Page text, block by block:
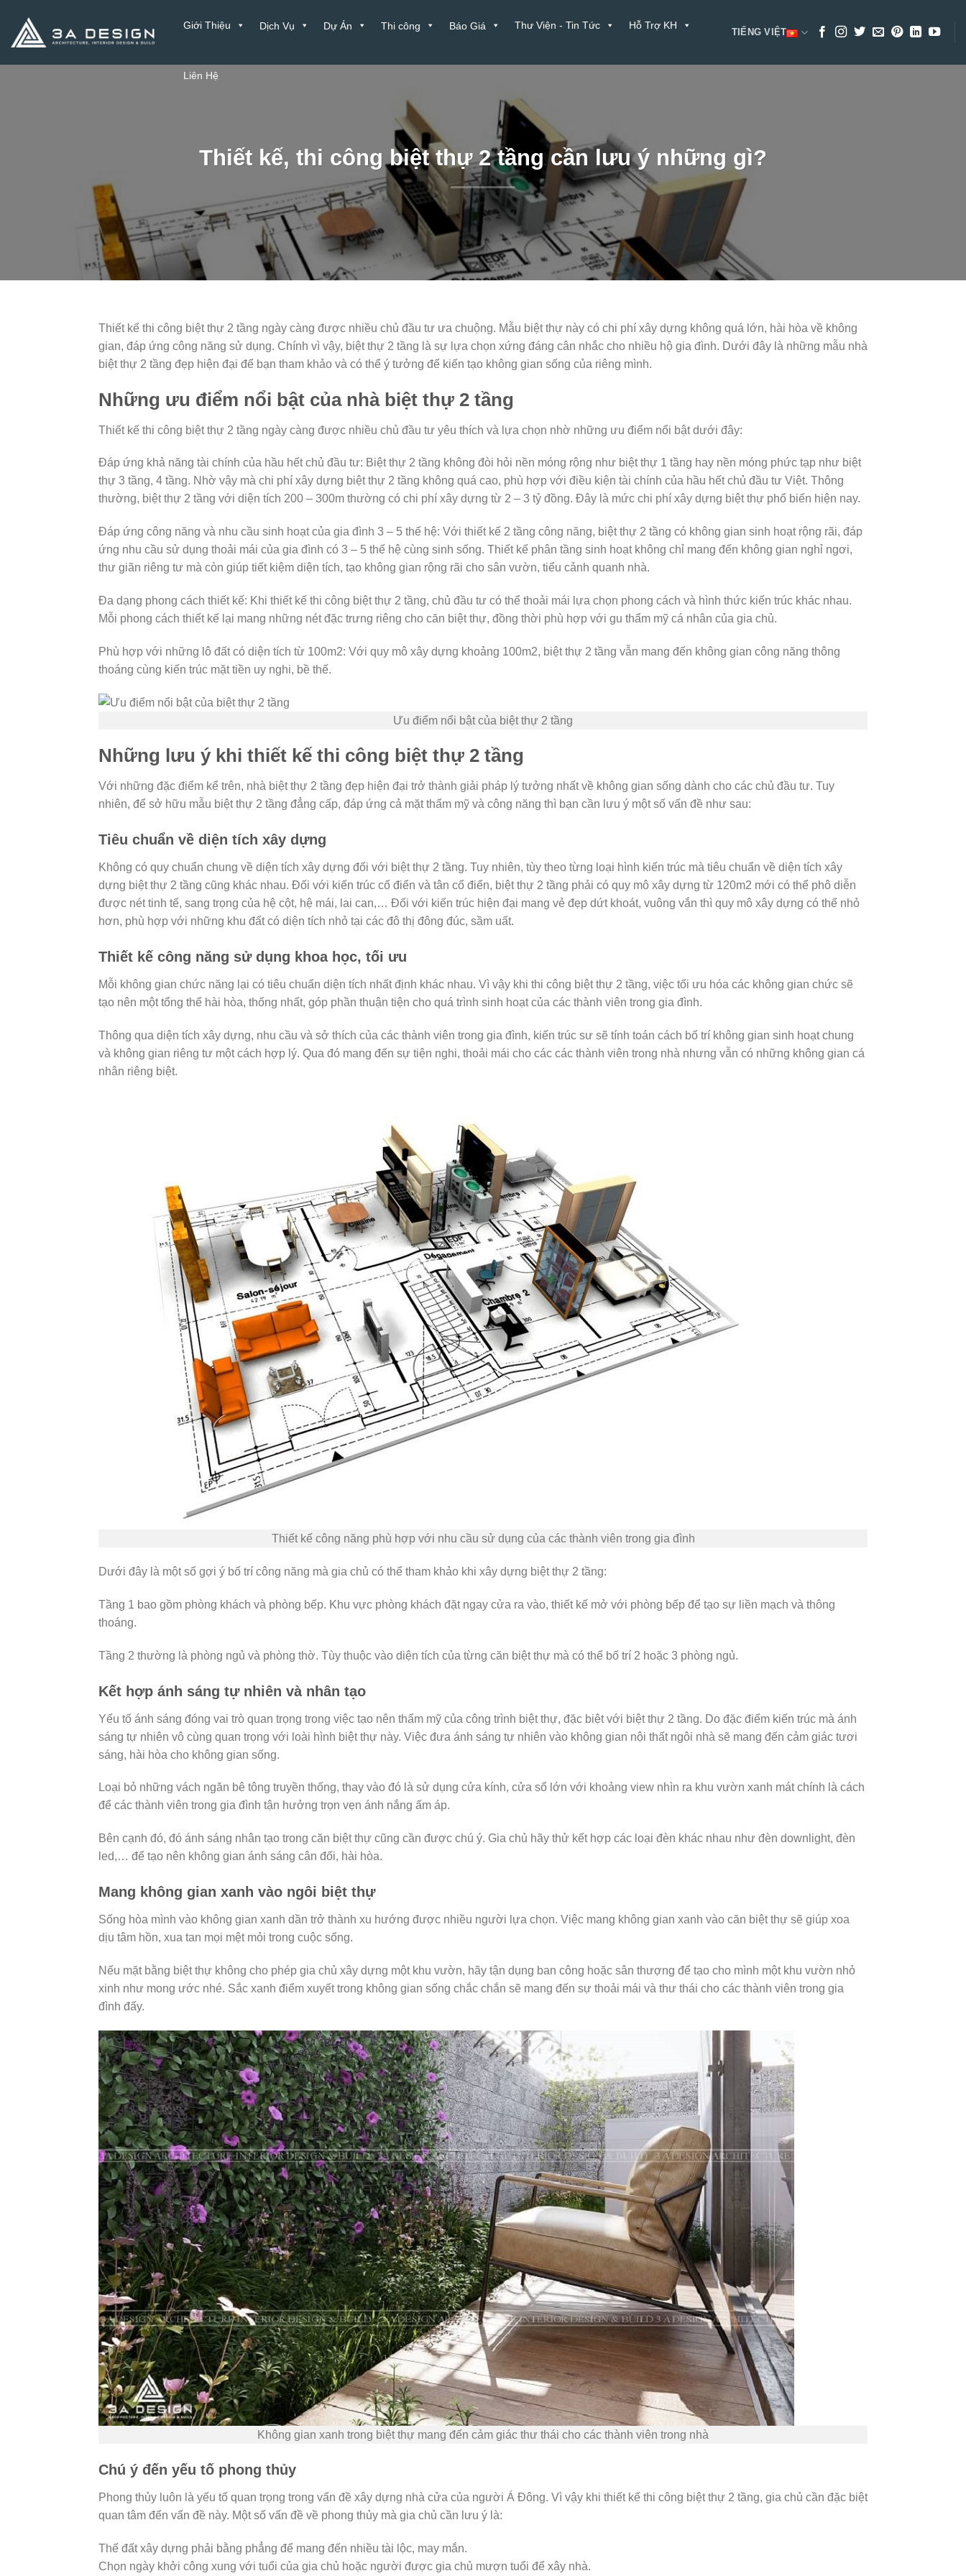
nội
dung
Giới Thiệu Dịch Vụ Dự Án Thi công Báo Giá Thư Viện - Tin Tức Hỗ Trợ KH
Liên Hệ
TIẾNG VIỆT
Thiết kế, thi công biệt thự 2 tầng cần lưu ý những gì?
Thiết kế thi công biệt thự 2 tầng ngày càng được nhiều chủ đầu tư ưa chuộng. Mẫu biệt thự này có chi phí xây dựng không quá lớn, hài hòa về không
gian, đáp ứng công năng sử dụng. Chính vì vậy, biệt thự 2 tầng là sự lựa chọn xứng đáng cân nhắc cho nhiều hộ gia đình. Dưới đây là những mẫu nhà
biệt thự 2 tầng đẹp hiện đại để bạn tham khảo và có thể ý tưởng để kiến tạo không gian sống của riêng mình.
Những ưu điểm nổi bật của nhà biệt thự 2 tầng
Thiết kế thi công biệt thự 2 tầng ngày càng được nhiều chủ đầu tư yêu thích và lựa chọn nhờ những ưu điểm nổi bật dưới đây:
Đáp ứng khả năng tài chính của hầu hết chủ đầu tư: Biệt thự 2 tầng không đòi hỏi nền móng rộng như biệt thự 1 tầng hay nền móng phức tạp như biệt
thự 3 tầng, 4 tầng. Nhờ vậy mà chi phí xây dựng biệt thự 2 tầng không quá cao, phù hợp với điều kiện tài chính của hầu hết chủ đầu tư Việt. Thông
thường, biệt thự 2 tầng với diện tích 200 – 300m thường có chi phí xây dựng từ 2 – 3 tỷ đồng. Đây là mức chi phí xây dựng biệt thự phổ biến hiện nay.
Đáp ứng công năng và nhu cầu sinh hoạt của gia đình 3 – 5 thế hệ: Với thiết kế 2 tầng công năng, biệt thự 2 tầng có không gian sinh hoạt rộng rãi, đáp
ứng nhu cầu sử dụng thoải mái của gia đình có 3 – 5 thế hệ cùng sinh sống. Thiết kế phân tầng sinh hoạt không chỉ mang đến không gian nghỉ ngơi,
thư giãn riêng tư mà còn giúp tiết kiệm diện tích, tạo không gian rộng rãi cho sân vườn, tiểu cảnh quanh nhà.
Đa dạng phong cách thiết kế: Khi thiết kế thi công biệt thự 2 tầng, chủ đầu tư có thể thoải mái lựa chọn phong cách và hình thức kiến trúc khác nhau.
Mỗi phong cách thiết kế lại mang những nét đặc trưng riêng cho căn biệt thự, đồng thời phù hợp với gu thẩm mỹ cá nhân của gia chủ.
Phù hợp với những lô đất có diện tích từ 100m2: Với quy mô xây dựng khoảng 100m2, biệt thự 2 tầng vẫn mang đến không gian công năng thông
thoáng cùng kiến trúc mặt tiền uy nghi, bề thế.
Ưu điểm nổi bật của biệt thự 2 tầng
Những lưu ý khi thiết kế thi công biệt thự 2 tầng
Với những đặc điểm kể trên, nhà biệt thự 2 tầng đẹp hiện đại trở thành giải pháp lý tưởng nhất về không gian sống dành cho các chủ đầu tư. Tuy
nhiên, để sở hữu mẫu biệt thự 2 tầng đẳng cấp, đáp ứng cả mặt thẩm mỹ và công năng thì bạn cần lưu ý một số vấn đề như sau:
Tiêu chuẩn về diện tích xây dựng
Không có quy chuẩn chung về diện tích xây dựng đối với biệt thự 2 tầng. Tuy nhiên, tùy theo từng loại hình kiến trúc mà tiêu chuẩn về diện tích xây
dựng biệt thự 2 tầng cũng khác nhau. Đối với kiến trúc cổ điển và tân cổ điển, biệt thự 2 tầng phải có quy mô xây dựng từ 120m2 mới có thể phô diễn
được nét tinh tế, sang trọng của hệ cột, hệ mái, lai can,… Đối với kiến trúc hiện đại mang vẻ đẹp dứt khoát, vuông vắn thì quy mô xây dựng có thể nhỏ
hơn, phù hợp với những khu đất có diện tích nhỏ tại các đô thị đông đúc, sầm uất.
Thiết kế công năng sử dụng khoa học, tối ưu
Mỗi không gian chức năng lại có tiêu chuẩn diện tích nhất định khác nhau. Vì vậy khi thi công biệt thự 2 tầng, việc tối ưu hóa các không gian chức sẽ
tạo nên một tổng thể hài hòa, thống nhất, góp phần thuận tiện cho quá trình sinh hoạt của các thành viên trong gia đình.
Thông qua diện tích xây dựng, nhu cầu và sở thích của các thành viên trong gia đình, kiến trúc sư sẽ tính toán cách bố trí không gian sinh hoạt chung
và không gian riêng tư một cách hợp lý. Qua đó mang đến sự tiện nghi, thoải mái cho các các thành viên trong nhà nhưng vẫn có những không gian cá
nhân riêng biệt.
Thiết kế công năng phù hợp với nhu cầu sử dụng của các thành viên trong gia đình
Dưới đây là một số gợi ý bố trí công năng mà gia chủ có thể tham khảo khi xây dựng biệt thự 2 tầng:
Tầng 1 bao gồm phòng khách và phòng bếp. Khu vực phòng khách đặt ngay cửa ra vào, thiết kế mở với phòng bếp để tạo sự liền mạch và thông
thoáng.
Tầng 2 thường là phòng ngủ và phòng thờ. Tùy thuộc vào diện tích của từng căn biệt thự mà có thể bố trí 2 hoặc 3 phòng ngủ.
Kết hợp ánh sáng tự nhiên và nhân tạo
Yếu tố ánh sáng đóng vai trò quan trọng trong việc tạo nên thẩm mỹ của công trình biệt thự, đặc biệt với biệt thự 2 tầng. Do đặc điểm kiến trúc mà ánh
sáng tự nhiên vô cùng quan trọng với loài hình biệt thự này. Việc đưa ánh sáng tự nhiên vào không gian nội thất ngôi nhà sẽ mang đến cảm giác tươi
sáng, hài hòa cho không gian sống.
Loại bỏ những vách ngăn bê tông truyền thống, thay vào đó là sử dụng cửa kính, cửa sổ lớn với khoảng view nhìn ra khu vườn xanh mát chính là cách
để các thành viên trong gia đình tận hưởng trọn vẹn ánh nắng ấm áp.
Bên cạnh đó, đó ánh sáng nhân tạo trong căn biệt thự cũng cần được chú ý. Gia chủ hãy thử kết hợp các loại đèn khác nhau như đèn downlight, đèn
led,… để tạo nên không gian ánh sáng cân đối, hài hòa.
Mang không gian xanh vào ngôi biệt thự
Sống hòa mình vào không gian xanh dần trở thành xu hướng được nhiều người lựa chọn. Việc mang không gian xanh vào căn biệt thự sẽ giúp xoa
dịu tâm hồn, xua tan mọi mệt mỏi trong cuộc sống.
Nếu mặt bằng biệt thự không cho phép gia chủ xây dựng một khu vườn, hãy tận dụng ban công hoặc sân thượng để tạo cho mình một khu vườn nhỏ
xinh như mong ước nhé. Sắc xanh điểm xuyết trong không gian sống chắc chắn sẽ mang đến sự thoải mái và thư thái cho các thành viên trong gia
đình đấy.
Không gian xanh trong biệt thự mang đến cảm giác thư thái cho các thành viên trong nhà
Chú ý đến yếu tố phong thủy
Phong thủy luôn là yếu tố quan trọng trong vấn đề xây dựng nhà cửa của người Á Đông. Vì vậy khi thiết kế thi công biệt thự 2 tầng, gia chủ cần đặc biệt
quan tâm đến vấn đề này. Một số vấn đề về phong thủy mà gia chủ cần lưu ý là:
Thế đất xây dựng phải bằng phẳng để mang đến nhiều tài lộc, may mắn.
Chọn ngày khởi công xung với tuổi của gia chủ hoặc người được gia chủ mượn tuổi để xây nhà.